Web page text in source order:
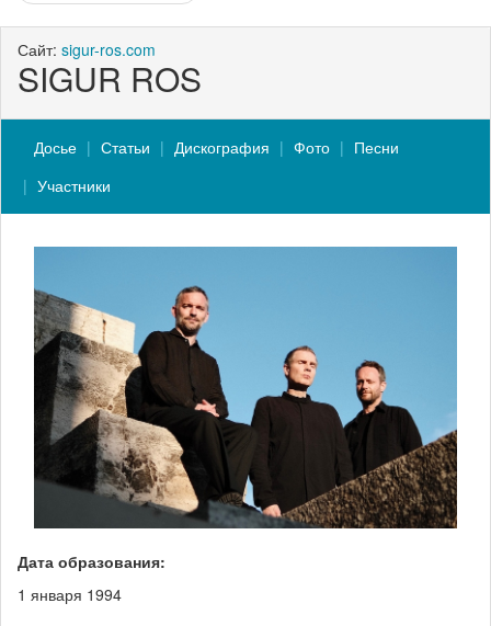
Сайт: sigur-ros.com
SIGUR ROS
Досье Статьи Дискография Фото
Песни
Участники
Дата образования:
1 января 1994